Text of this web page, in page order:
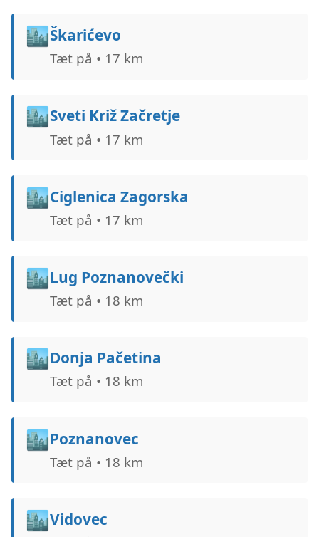
🏙️Škarićevo
Tæt på • 17 km
🏙️Sveti Križ Začretje
Tæt på • 17 km
🏙️Ciglenica Zagorska
Tæt på • 17 km
🏙️Lug Poznanovečki
Tæt på • 18 km
🏙️Donja Pačetina
Tæt på • 18 km
🏙️Poznanovec
Tæt på • 18 km
🏙️Vidovec